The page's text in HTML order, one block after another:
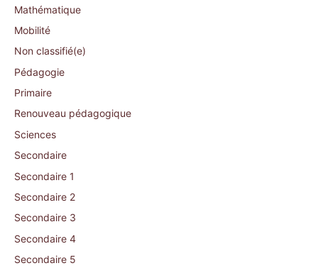
Mathématique
Mobilité
Non classifié(e)
Pédagogie
Primaire
Renouveau pédagogique
Sciences
Secondaire
Secondaire 1
Secondaire 2
Secondaire 3
Secondaire 4
Secondaire 5